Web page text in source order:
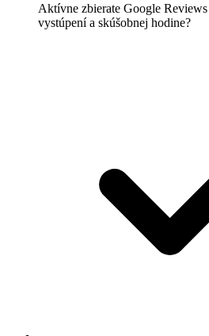
Aktívne zbierate Google
vystúpení a skúšobnej hodine?